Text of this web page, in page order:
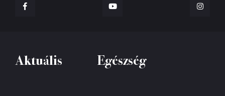
Aktuális Egészség